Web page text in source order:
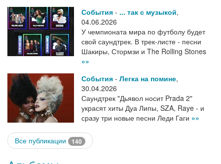
События - ... так с музыкой,
04.06.2026
У чемпионата мира по футболу будет
свой саундтрек. В трек-листе - песни
Шакиры, Стормзи и The Rolling Stones
»»
События - Легка на помине,
30.04.2026
Саундтрек "Дьявол носит Prada 2"
украсят хиты Дуа Липы, SZA, Raye - и
сразу три новые песни Леди Гаги »»
Все публикации 140